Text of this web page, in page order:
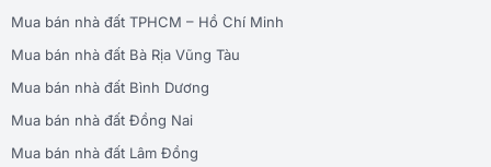
Mua bán nhà đất TPHCM – Hồ Chí Minh
Mua bán nhà đất Bà Rịa Vũng Tàu
Mua bán nhà đất Bình Dương
Mua bán nhà đất Đồng Nai
Mua bán nhà đất Lâm Đồng